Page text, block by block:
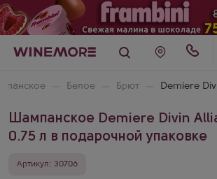
Белое Брют Demiere
Шампанское Demiere Divin
0.75 л в подарочной упаковке
Артикул: 30706